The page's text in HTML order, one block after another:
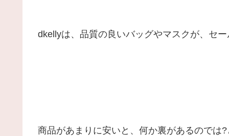
dkellyは、品質の良いバッグやマスクが、セ
商品があまりに安いと、何か裏があるのでは